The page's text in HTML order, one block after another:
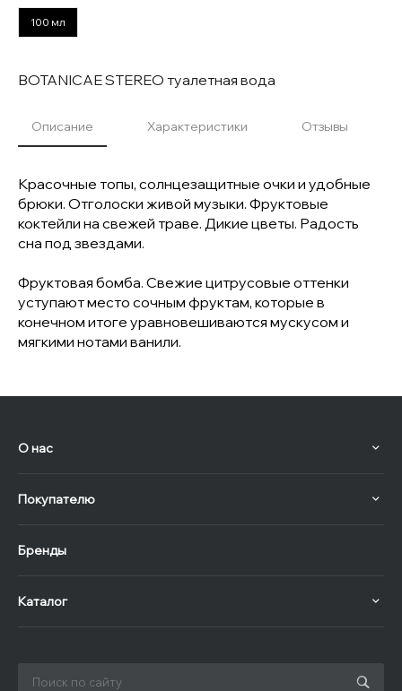
100 мл
BOTANICAE STEREO туалетная вода
Описание Характеристики Отзывы
Красочные топы, солнцезащитные очки и удобные
брюки. Отголоски живой музыки. Фруктовые
коктейли на свежей траве. Дикие цветы. Радость
сна под звездами.
Фруктовая бомба. Свежие цитрусовые оттенки
уступают место сочным фруктам, которые в
конечном итоге уравновешиваются мускусом и
мягкими нотами ванили.
О нас
Покупателю
Бренды
Каталог